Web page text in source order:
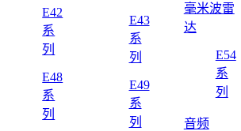
E42
系
列
E48
系
列
E43
系
列
E49
系
列
毫米波雷
达
E54
系
列
音频